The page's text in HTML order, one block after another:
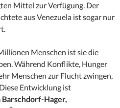
Mittel zur Verfügung. Der
aus Venezuela ist sogar nur
Menschen ist sie die
Während Konflikte, Hunger
Menschen zur Flucht zwingen,
Entwicklung ist
Barschdorf-Hager,